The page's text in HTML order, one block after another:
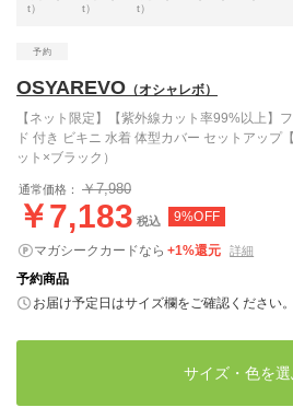
t）
t）
t）
OSYAREVO （オシャレボ）
【ネット限定】【紫外線カット率99%以上】
ド 付き ビキニ 水着 体型カバー セットアップ
ット×ブラック）
通常価格： ￥7,980
￥7,183 税込 9%OFF
マガシークカードなら +1%還元 詳細
予約商品
お届け予定日はサイズ欄をご確認ください。
サイズ・色を選